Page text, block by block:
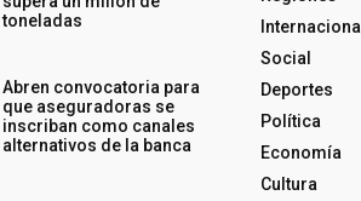
toneladas
Abren convocatoria para
que aseguradoras se
inscriban como canales
alternativos de la banca
Internacional
Social
Deportes
Política
Economía
Cultura